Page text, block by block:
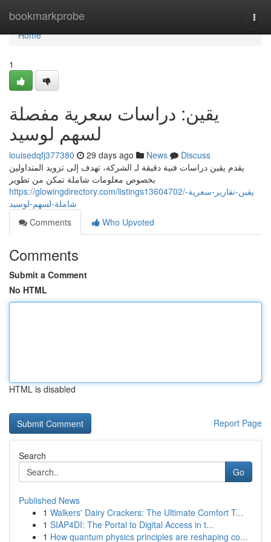
bookmarkprobe
Home
Home
1
يقين: دراسات سعرية مفصلة
لسهم لوسيد
louisedqfj377380 29 days ago News
Discuss
يقدم يقين دراسات فنية دقيقة لـ الشركة، تهدف إلى تزويد المتداولين
بخصوص معلومات شاملة تمكن من تطوير
https://glowingdirectory.com/listings13604702/يقين-تقارير-سعرية-
شاملة-لسهم-لوسيد
Comments
Who Upvoted
Comments
Submit a Comment
No HTML
HTML is disabled
Report Page
Search
Go
Published News
1 Walkers' Dairy Crackers: The Ultimate Comfort T...
1 SIAP4DI: The Portal to Digital Access in t...
1 How quantum physics principles are reshaping co...